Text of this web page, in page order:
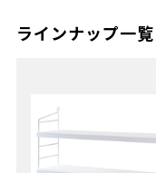
ラインナップ一覧